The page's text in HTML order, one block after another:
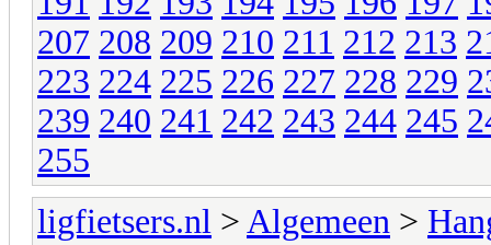
207 208 209 210 211 212 213
223 224 225 226 227 228 229
239 240 241 242 243 244 245
255
ligfietsers.nl > Algemeen >